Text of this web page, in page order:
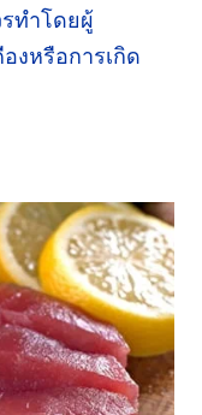
ทำโดยผู้
งหรือการเกิด